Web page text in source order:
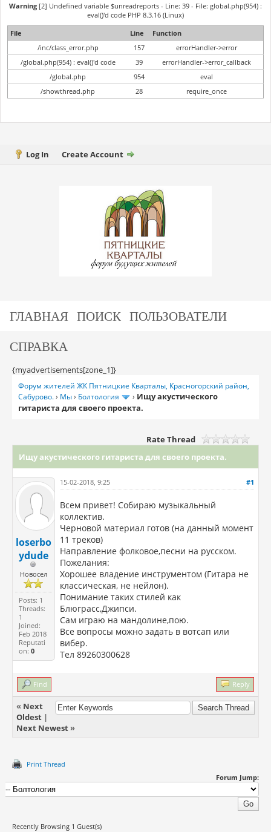
Warning [2] Undefined variable $unreadreports - Line: 39 - File: global.php(954) :
eval()'d code PHP 8.3.16 (Linux)
File
Line
Function
/inc/class_error.php
157
errorHandler->error
/global.php(954) : eval()'d code
39
errorHandler->error_callback
/global.php
954
eval
/showthread.php
28 require_once
Log In Create Account
ГЛАВНАЯ ПОИСК ПОЛЬЗОВАТЕЛИ
СПРАВКА
{myadvertisements[zone_1]}
Форум жителей ЖК Пятницкие Кварталы, Красногорский район,
Сабурово.› Мы› Болтология › Ищу акустического
гитариста для своего проекта.
Rate Thread
Ищу акустического гитариста для своего проекта.
loserbo
ydude
Новосел
Posts: 1
Threads:
1
Joined:
Feb 2018
Reputati
on:0
#1
15-02-2018, 9:25
Всем привет! Собираю музыкальный
коллектив.
Черновой материал готов (на данный момент
11 треков)
Направление фолковое,песни на русском.
Пожелания:
Хорошее владение инструментом (Гитара не
классическая, не нейлон).
Понимание таких стилей как
Блюграсс,Джипси.
Сам играю на мандолине,пою.
Все вопросы можно задать в вотсап или
вибер.
Тел 89260300628
Find Reply
« Next
Oldest|
Next Newest»
Print Thread
Forum Jump:
Recently Browsing 1 Guest(s)